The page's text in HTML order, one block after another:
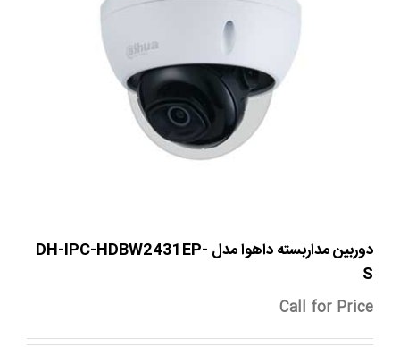
دوربین مداربسته داهوا مدل DH-IPC-HDBW2431EP-
S
Call for Price